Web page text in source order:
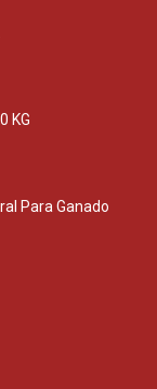
KG
Para Ganado